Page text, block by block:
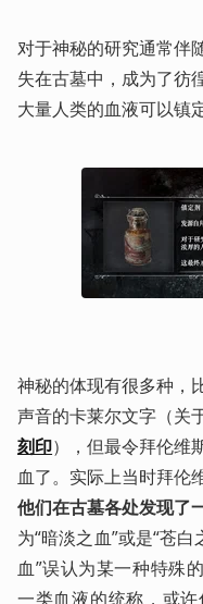
对于神秘的研究通常伴
失在古墓中，成为了彷
大量人类的血液可以镇
神秘的体现有很多种，
声音的卡莱尔文字（关
刻印），但最令拜伦维
血了。实际上当时拜伦
他们在古墓各处发现了
为“暗淡之血”或是“苍
血”误认为某一种特殊
一类血液的统称，或